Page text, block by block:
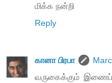
மிக்க நன்றி
Reply
கானா பிரபா
வருகைக்கும்